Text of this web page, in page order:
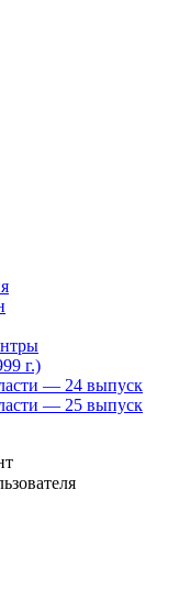
г.)
— 24 выпуск
— 25 выпуск